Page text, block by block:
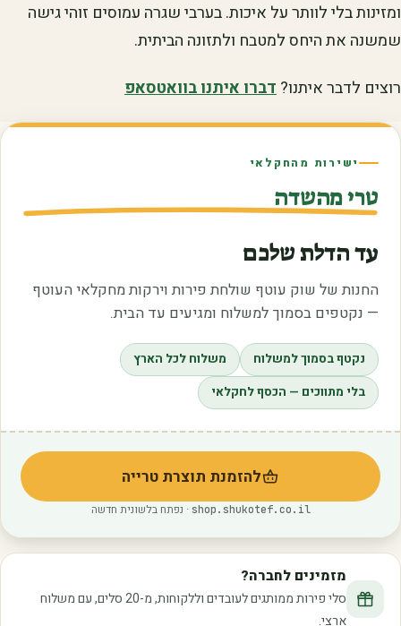
ומזינות בלי לוותר על איכות. בערבי שגרה עמוסים זוהי גישה
שמשנה את היחס למטבח ולתזונה הביתית.
רוצים לדבר איתנו?דברו איתנו בוואטסאפ
ישירות מהחקלאי
טרי מהשדה
עד הדלת שלכם
החנות של שוק עוטף שולחת פירות וירקות מחקלאי העוטף
— נקטפים בסמוך למשלוח ומגיעים עד הבית.
נקטף בסמוך למשלוח
משלוח לכל הארץ
בלי מתווכים — הכסף לחקלאי
להזמנת תוצרת טרייה
(נפתח בלשונית חדשה)
shop.shukotef.co.il · נפתח בלשונית חדשה
מזמינים לחברה?
סלי פירות ממותגים לעובדים וללקוחות, מ-20 סלים, עם משלוח
ארצי.